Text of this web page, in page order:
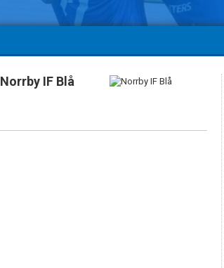
Norrby IF Blå